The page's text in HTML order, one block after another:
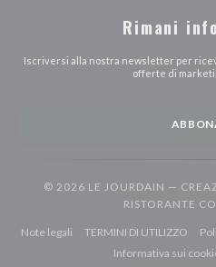
Rimani
Iscriversi alla nostra newsletter per
offerte di
© 2026 LE JOURDAIN —
RISTORANTE
Note legali ((apre una nuova finestra))
TERMINI DI UTILIZZO
Informativa sui